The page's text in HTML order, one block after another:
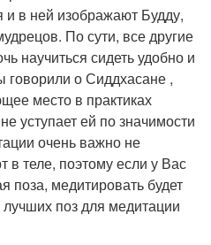
в ней изображают Будду,
По сути, все другие
научиться сидеть удобно и
о Сиддхасане ,
место в практиках
уступает ей по значимости
очень важно не
в теле, поэтому если у Вас
поза, медитировать будет
поз для медитации